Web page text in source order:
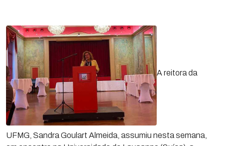
A reitora da
UFMG, Sandra Goulart Almeida, assumiu nesta semana,